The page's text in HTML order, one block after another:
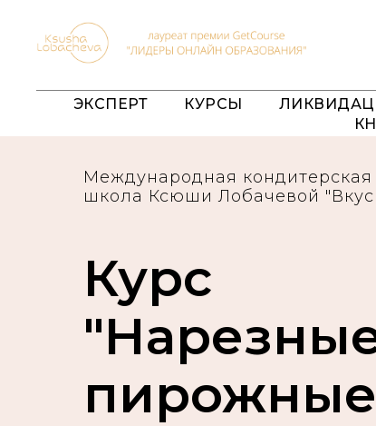
ЭКСПЕРТ КУРСЫ
Международная кондитерская
школа Ксюши Лобачевой
Курс